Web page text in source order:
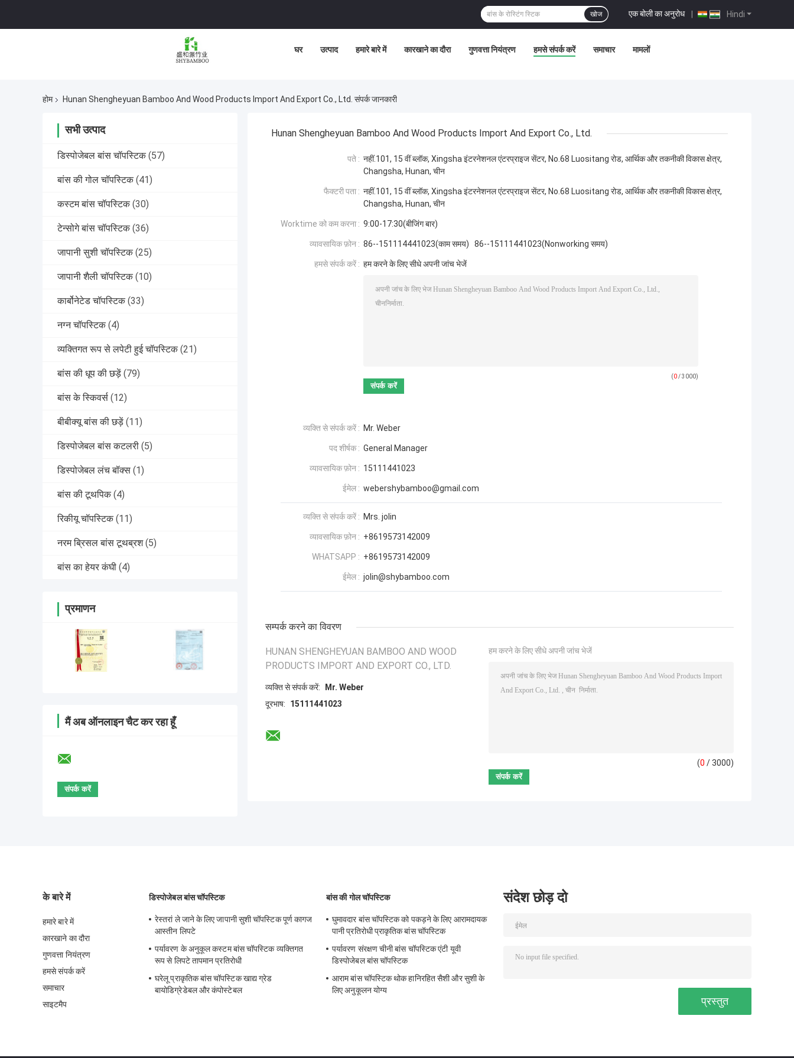
Hindi
एक बोली का अनुरोध |
खोज
घर उत्पाद हमारे बारे में कारखाने का दौरा गुणवत्ता नियंत्रण हमसे संपर्क करें समाचार मामलों
होम Hunan Shengheyuan Bamboo And Wood Products Import And Export Co., Ltd. संपर्क जानकारी
सभी उत्पाद
डिस्पोजेबल बांस चॉपस्टिक (57)
बांस की गोल चॉपस्टिक (41)
कस्टम बांस चॉपस्टिक (30)
टेन्सोगे बांस चॉपस्टिक (36)
जापानी सुशी चॉपस्टिक (25)
जापानी शैली चॉपस्टिक (10)
कार्बोनेटेड चॉपस्टिक (33)
नग्न चॉपस्टिक (4)
व्यक्तिगत रूप से लपेटी हुई चॉपस्टिक (21)
बांस की धूप की छड़ें (79)
बांस के स्किवर्स (12)
बीबीक्यू बांस की छड़ें (11)
डिस्पोजेबल बांस कटलरी (5)
डिस्पोजेबल लंच बॉक्स (1)
बांस की टूथपिक (4)
रिकीयू चॉपस्टिक (11)
नरम ब्रिसल बांस टूथब्रश (5)
बांस का हेयर कंघी (4)
प्रमाणन
मैं अब ऑनलाइन चैट कर रहा हूँ
Hunan Shengheyuan Bamboo And Wood Products Import And Export Co., Ltd.
पते : नहीं.101, 15 वीं ब्लॉक, Xingsha इंटरनेशनल एंटरप्राइज सेंटर, No.68 Luositang रोड, आर्थिक और तकनीकी विकास क्षेत्र,
Changsha, Hunan, चीन
फैक्टरी पता : नहीं.101, 15 वीं ब्लॉक, Xingsha इंटरनेशनल एंटरप्राइज सेंटर, No.68 Luositang रोड, आर्थिक और तकनीकी विकास क्षेत्र,
Changsha, Hunan, चीन
Worktime को कम करना : 9:00-17:30(बीजिंग बार)
व्यावसायिक फ़ोन : 86--151114441023(काम समय) 86--15111441023(Nonworking समय)
हमसे संपर्क करें : हम करने के लिए सीधे अपनी जांच भेजें
(0/ 3000)
व्यक्ति से संपर्क करें : Mr. Weber
पद शीर्षक : General Manager
व्यावसायिक फ़ोन : 15111441023
ईमेल : webershybamboo@gmail.com
व्यक्ति से संपर्क करें : Mrs. jolin
व्यावसायिक फ़ोन : +8619573142009
WHATSAPP : +8619573142009
ईमेल : jolin@shybamboo.com
सम्पर्क करने का विवरण
HUNAN SHENGHEYUAN BAMBOO AND WOOD
PRODUCTS IMPORT AND EXPORT CO., LTD.
व्यक्ति से संपर्क करें:
Mr. Weber
दूरभाष:
15111441023
हम करने के लिए सीधे अपनी जांच भेजें
(0 / 3000)
के बारे में
हमारे बारे में
कारखाने का दौरा
गुणवत्ता नियंत्रण
हमसे संपर्क करें
समाचार
साइटमैप
डिस्पोजेबल बांस चॉपस्टिक
रेस्तरां ले जाने के लिए जापानी सुशी चॉपस्टिक पूर्ण कागज
आस्तीन लिपटे
पर्यावरण के अनुकूल कस्टम बांस चॉपस्टिक व्यक्तिगत
रूप से लिपटे तापमान प्रतिरोधी
घरेलू प्राकृतिक बांस चॉपस्टिक खाद्य ग्रेड
बायोडिग्रेडेबल और कंपोस्टेबल
बांस की गोल चॉपस्टिक
घुमावदार बांस चॉपस्टिक को पकड़ने के लिए आरामदायक
पानी प्रतिरोधी प्राकृतिक बांस चॉपस्टिक
पर्यावरण संरक्षण चीनी बांस चॉपस्टिक एंटी यूवी
डिस्पोजेबल बांस चॉपस्टिक
आराम बांस चॉपस्टिक थोक हानिरहित सैशी और सुशी के
लिए अनुकूलन योग्य
संदेश छोड़ दो